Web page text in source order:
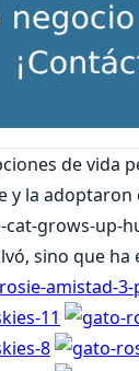
de vida
la
grows-up-
sino que